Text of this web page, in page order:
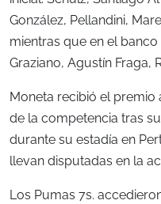
González, Pellandini,
mientras que en el
Graziano, Agustín Fraga,
Moneta recibió el premio
de la competencia tras
durante su estadía en
llevan disputadas en la
Los Pumas 7s.